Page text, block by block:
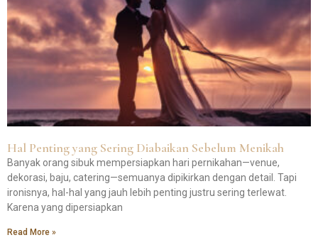
Hal Penting yang Sering Diabaikan Sebelum Menikah
Banyak orang sibuk mempersiapkan hari pernikahan—venue,
dekorasi, baju, catering—semuanya dipikirkan dengan detail. Tapi
ironisnya, hal-hal yang jauh lebih penting justru sering terlewat.
Karena yang dipersiapkan
Read More »